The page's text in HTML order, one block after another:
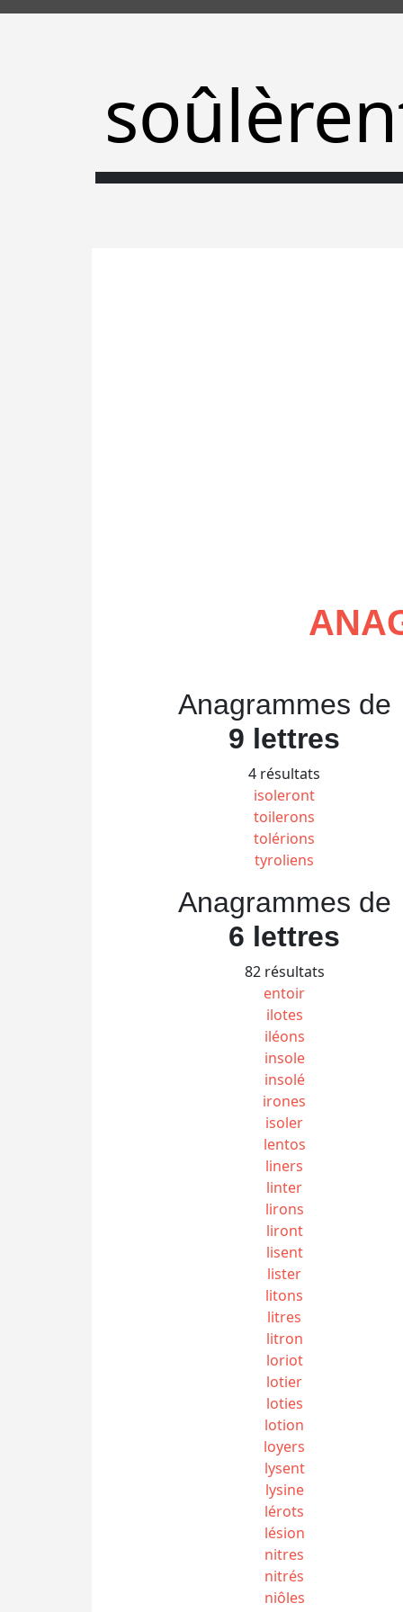
Anagrammes de
9 lettres
4 résultats
isoleront
toilerons
tolérions
tyroliens
Anagrammes de
6 lettres
82 résultats
entoir
ilotes
iléons
insole
insolé
irones
isoler
lentos
liners
linter
lirons
liront
lisent
lister
litons
litres
litron
loriot
lotier
loties
lotion
loyers
lysent
lysine
lérots
lésion
nitres
nitrés
niôles